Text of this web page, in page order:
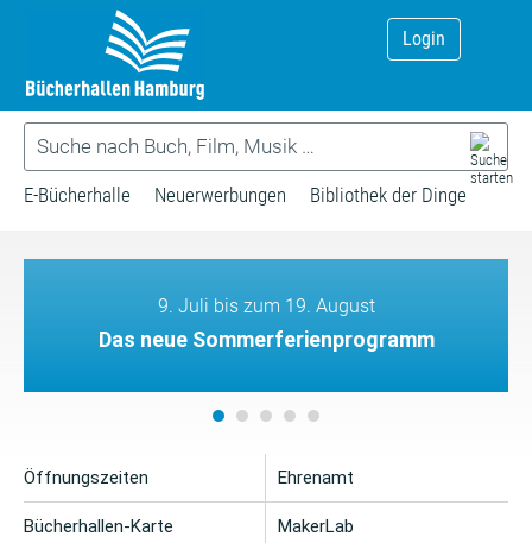
Login
E-Bücherhalle Neuerwerbungen Bibliothek der Dinge
9. Juli bis zum 19. August
Das neue Sommerferienprogramm
Öffnungszeiten
Bücherhallen-Karte
Ehrenamt
MakerLab